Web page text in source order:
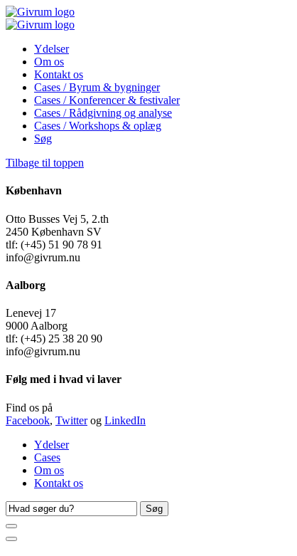
Ydelser
Om os
Kontakt os
Cases / Byrum & bygninger
Cases / Konferencer & festivaler
Cases / Rådgivning og analyse
Cases / Workshops & oplæg
Søg
Tilbage til toppen
København
Otto Busses Vej 5, 2.th
2450 København SV
tlf: (+45) 51 90 78 91
info@givrum.nu
Aalborg
Lenevej 17
9000 Aalborg
tlf: (+45) 25 38 20 90
info@givrum.nu
Følg med i hvad vi laver
Find os på
Facebook, Twitterog LinkedIn
Ydelser
Cases
Om os
Kontakt os
Søg
efter